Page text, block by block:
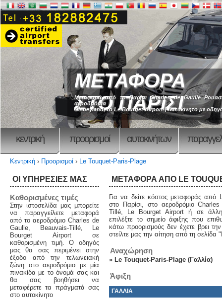
ΜΕΤΑΦΟΡΑ
ΣΤΟ ΠΑΡΙΣΙ
Μεταφορά από το Παρίσι Charles de Gaulle
αεροδρόμια
Disneyland, το Le Bourget Airport | Αυτοκίνητο με
κεντρική προορισμοί αυτοκινήτων
Κεντρική › Προορισμοί › Le Touquet-Paris-Plage
ΜΕΤΑΦΟΡΆ ΑΠΌ LE
Για να δείτε κόστος μεταφοράς από
στο Παρίσι, στο αεροδρόμιο
Tillé, Le Bourget Airport ή σε
επιλέξτε το σημείο άφιξης που
κάτω προορισμούς δεν έχετε βρει
στείλτε μας την αίτηση από τη σελίδα
Αναχώρηση
» Le Touquet-Paris-Plage (Γαλλία)
Άφιξη
ΓΑΛΛΊΑ
ΟΙ ΥΠΗΡΕΣΙΕΣ ΜΑΣ
Καθορισμένες τιμές
Στην ιστοσελίδα μας μπορείτε
να παραγγείλετε μεταφορά
από το αεροδρόμιο Charles de
Gaulle, Beauvais-Tillé, Le
Bourget Airport σε
καθορισμένη τιμή. Ο οδηγός
μας θα σας περιμένει στην
έξοδο από την τελωνειακή
ζώνη στο αεροδρόμιο με μία
πινακίδα με το όνομά σας και
θα σας βοηθήσει να
μεταφέρετε τα πράγματά σας
στο αυτοκίνητο